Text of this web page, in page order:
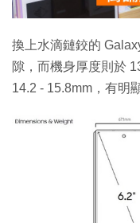
換上水滴鏈鉸的
隙，而機身厚度則於
14.2 - 15.8mm，有明